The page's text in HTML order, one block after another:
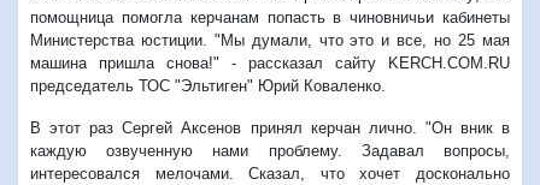
помощница помогла керчанам попасть в чиновничьи кабинеты
Министерства юстиции. "Мы думали, что это и все, но 25 мая
машина пришла снова!" - рассказал сайту KERCH.COM.RU
председатель ТОС "Эльтиген" Юрий Коваленко.
В этот раз Сергей Аксенов принял керчан лично. "Он вник в
каждую озвученную нами проблему. Задавал вопросы,
интересовался мелочами. Сказал, что хочет досконально